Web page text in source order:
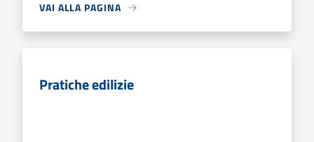
VAI ALLA PAGINA
Pratiche edilizie